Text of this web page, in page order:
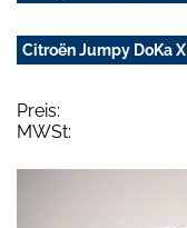
Citroën Jumpy DoKa
Preis:
MWSt: